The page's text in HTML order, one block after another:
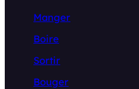
Manger
Boire
Sortir
Bouger